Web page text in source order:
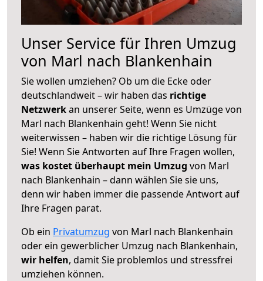
Unser Service für Ihren Umzug
von Marl nach Blankenhain
Sie wollen umziehen? Ob um die Ecke oder
deutschlandweit – wir haben das richtige
Netzwerkan unserer Seite, wenn es Umzüge von
Marl nach Blankenhain geht! Wenn Sie nicht
weiterwissen – haben wir die richtige Lösung für
Sie! Wenn Sie Antworten auf Ihre Fragen wollen,
was kostet überhaupt mein Umzug von Marl
nach Blankenhain – dann wählen Sie sie uns,
denn wir haben immer die passende Antwort auf
Ihre Fragen parat.
Ob ein Privatumzug von Marl nach Blankenhain
oder ein gewerblicher Umzug nach Blankenhain,
wir helfen, damit Sie problemlos und stressfrei
umziehen können.